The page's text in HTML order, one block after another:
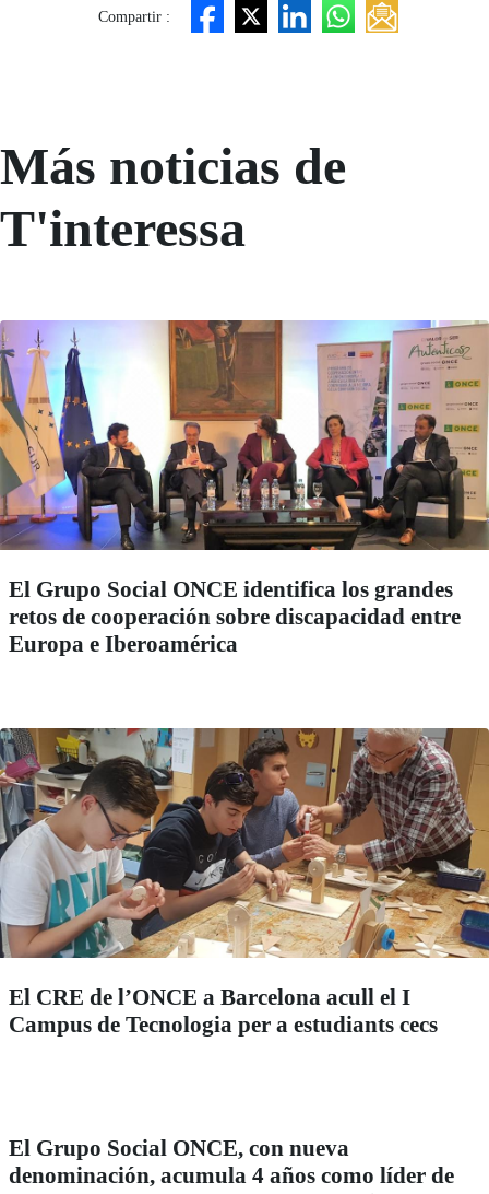
Compartir :
Más noticias de
T'interessa
El Grupo Social ONCE identifica los grandes
retos de cooperación sobre discapacidad entre
Europa e Iberoamérica
El CRE de l’ONCE a Barcelona acull el I
Campus de Tecnologia per a estudiants cecs
El Grupo Social ONCE, con nueva
denominación, acumula 4 años como líder de